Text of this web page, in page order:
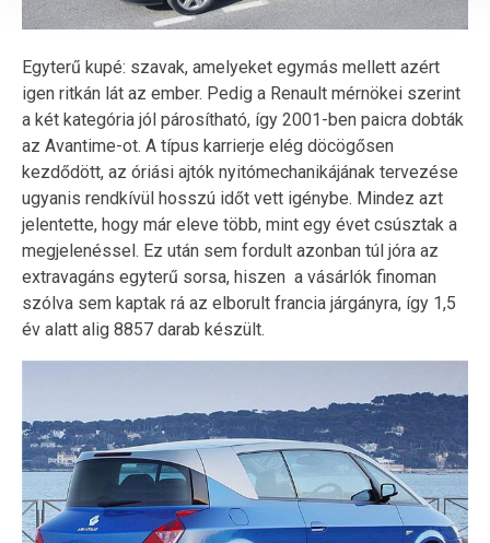
Egyterű kupé: szavak, amelyeket egymás mellett azért
igen ritkán lát az ember. Pedig a Renault mérnökei szerint
a két kategória jól párosítható, így 2001-ben paicra dobták
az Avantime-ot. A típus karrierje elég döcögősen
kezdődött, az óriási ajtók nyitómechanikájának tervezése
ugyanis rendkívül hosszú időt vett igénybe. Mindez azt
jelentette, hogy már eleve több, mint egy évet csúsztak a
megjelenéssel. Ez után sem fordult azonban túl jóra az
extravagáns egyterű sorsa, hiszen a vásárlók finoman
szólva sem kaptak rá az elborult francia járgányra, így 1,5
év alatt alig 8857 darab készült.